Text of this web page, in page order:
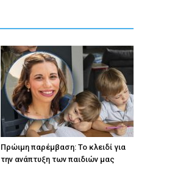
Πρώιμη παρέμβαση: Το κλειδί για
την ανάπτυξη των παιδιών µας